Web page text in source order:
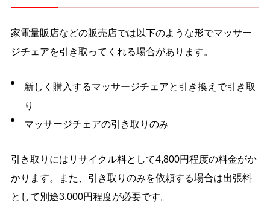
家電量販店などの販売店では以下のような形でマッサー
ジチェアを引き取ってくれる場合があります。
新しく購入するマッサージチェアと引き換えで引き取
り
マッサージチェアの引き取りのみ
引き取りにはリサイクル料として4,800円程度の料金がか
かります。また、引き取りのみを依頼する場合は出張料
として別途3,000円程度が必要です。